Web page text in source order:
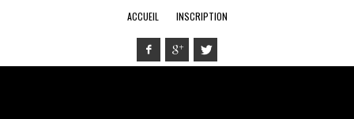
ACCUEIL INSCRIPTION